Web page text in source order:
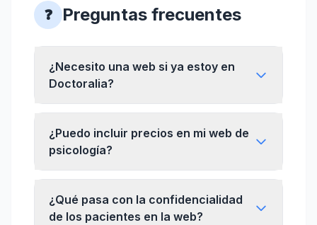
❓ Preguntas frecuentes
¿Necesito una web si ya estoy en
Doctoralia?
¿Puedo incluir precios en mi web de
psicología?
¿Qué pasa con la confidencialidad
de los pacientes en la web?